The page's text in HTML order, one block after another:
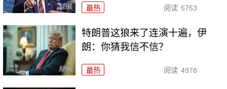
最热 阅读 5753
特朗普这狼来了连演十遍，伊
朗：你猜我信不信？
最热 阅读 4978